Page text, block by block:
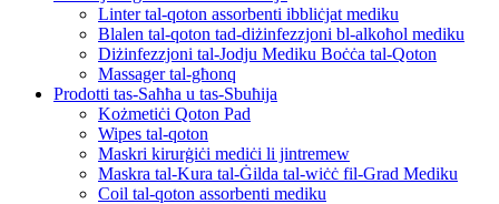
Linter tal-qoton assorbenti ibbliċjat mediku
Blalen tal-qoton tad-diżinfezzjoni bl-alkoħol mediku
Diżinfezzjoni tal-Jodju Mediku Boċċa tal-Qoton
Massager tal-għonq
Prodotti tas-Saħħa u tas-Sbuħija
Kożmetiċi Qoton Pad
Wipes tal-qoton
Maskri kirurġiċi mediċi li jintremew
Maskra tal-Kura tal-Ġilda tal-wiċċ fil-Grad Mediku
Coil tal-qoton assorbenti mediku